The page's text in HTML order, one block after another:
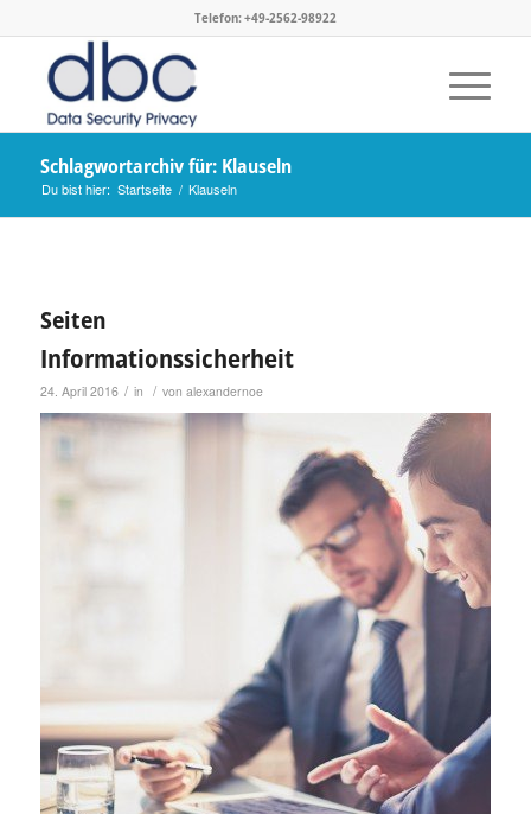
Telefon: +49-2562-98922
Schlagwortarchiv für: Klauseln
Du bist hier: Startseite / Klauseln
Seiten
Informationssicherheit
24. April 2016 / in / von alexandernoe